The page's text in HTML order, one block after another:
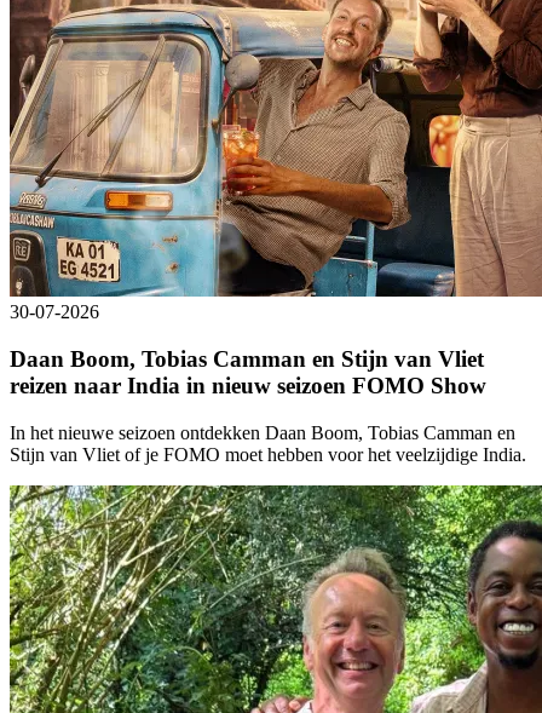
30-07-2026
Daan Boom, Tobias Camman en Stijn van Vliet
reizen naar India in nieuw seizoen FOMO Show
In het nieuwe seizoen ontdekken Daan Boom, Tobias Camman en
Stijn van Vliet of je FOMO moet hebben voor het veelzijdige India.